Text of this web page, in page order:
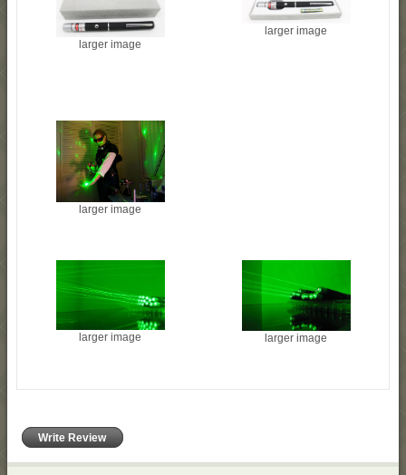
larger image
larger image
larger image
larger image larger image
Write Review